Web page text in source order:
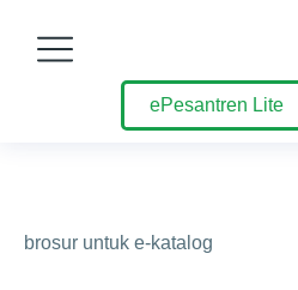
ePesantren Lite
brosur untuk e-katalog